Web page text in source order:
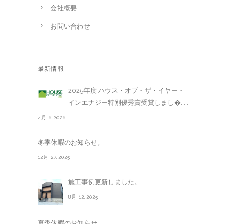
会社概要
お問い合わせ
最新情報
2025年度 ハウス・オブ・ザ・イヤー・
インエナジー特別優秀賞受賞しまし�. . .
4月 6,2026
冬季休暇のお知らせ。
12月 27,2025
施工事例更新しました。
8月 12,2025